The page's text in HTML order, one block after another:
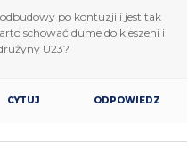
po kontuzji i jest tak
schować dume do kieszeni i
U23?
CYTUJ ODPOWIEDZ